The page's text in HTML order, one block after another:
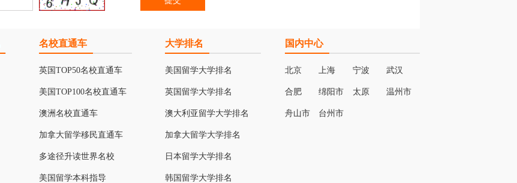
名校直通车
英国TOP50名校直通车
美国TOP100名校直通车
澳洲名校直通车
加拿大留学移民直通车
多途径升读世界名校
美国留学本科指导
大学排名
美国留学大学排名
英国留学大学排名
澳大利亚留学大学排名
加拿大留学大学排名
日本留学大学排名
韩国留学大学排名
国内中心
北京 上海 宁波 武汉
合肥 绵阳市 太原 温州市
舟山市 台州市